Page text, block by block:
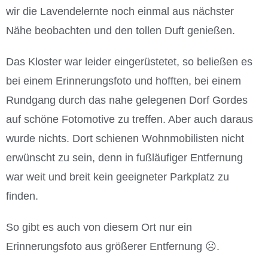
wir die Lavendelernte noch einmal aus nächster
Nähe beobachten und den tollen Duft genießen.
Das Kloster war leider eingerüstetet, so beließen es
bei einem Erinnerungsfoto und hofften, bei einem
Rundgang durch das nahe gelegenen Dorf Gordes
auf schöne Fotomotive zu treffen. Aber auch daraus
wurde nichts. Dort schienen Wohnmobilisten nicht
erwünscht zu sein, denn in fußläufiger Entfernung
war weit und breit kein geeigneter Parkplatz zu
finden.
So gibt es auch von diesem Ort nur ein
Erinnerungsfoto aus größerer Entfernung ☹.